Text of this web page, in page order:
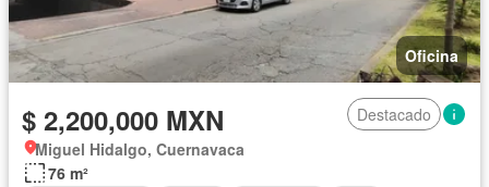
Oficina
$ 2,200,000 MXN
Destacado
Miguel Hidalgo, Cuernavaca
76 m²